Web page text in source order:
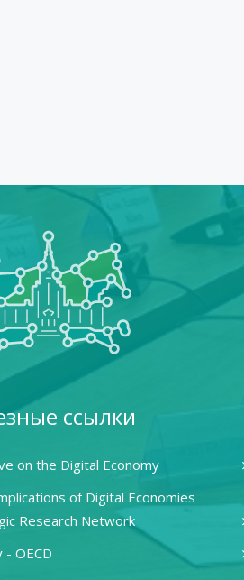
ссылки
on the Digital Economy
of Digital Economies
Research Network
- OECD